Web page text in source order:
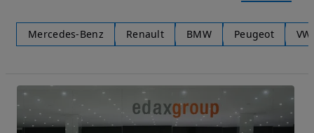
Mercedes-Benz Renault BMW Peugeot VW